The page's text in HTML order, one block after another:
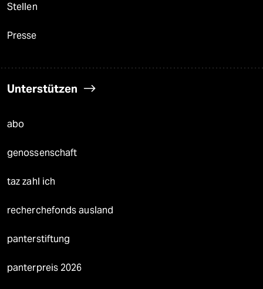
Stellen
Presse
Unterstützen
abo
genossenschaft
taz zahl ich
recherchefonds ausland
panterstiftung
panterpreis 2026